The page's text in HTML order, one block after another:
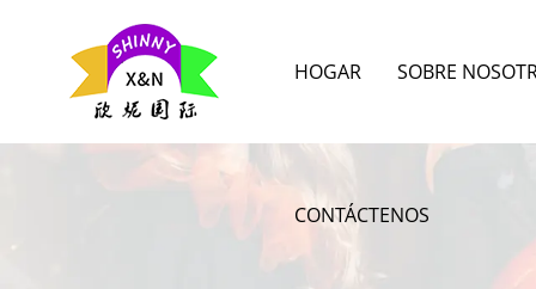
HOGAR SOBRE
CONTÁCTENOS